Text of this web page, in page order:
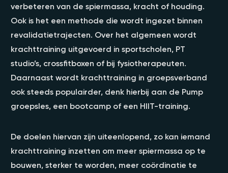
verbeteren van de spiermassa, kracht of houding.
Ook is het een methode die wordt ingezet binnen
revalidatietrajecten. Over het algemeen wordt
krachttraining uitgevoerd in sportscholen, PT
studio’s, crossfitboxen of bij fysiotherapeuten.
Daarnaast wordt krachttraining in groepsverband
ook steeds populairder, denk hierbij aan de Pump
groepsles, een bootcamp of een HIIT-training.
De doelen hiervan zijn uiteenlopend, zo kan iemand
krachttraining inzetten om meer spiermassa op te
bouwen, sterker te worden, meer coördinatie te